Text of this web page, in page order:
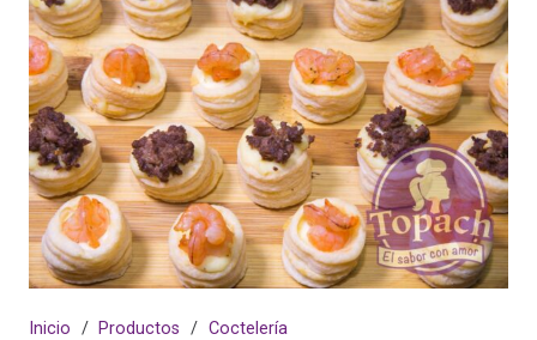
Inicio / Productos / Coctelería